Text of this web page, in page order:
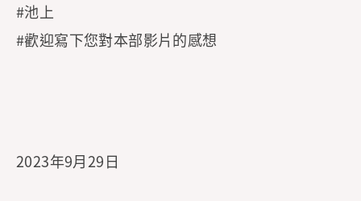
#池上
#歡迎寫下您對本部影片的感想
2023年9月29日